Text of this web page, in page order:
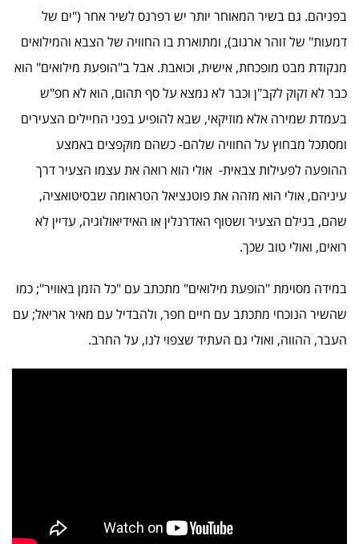
בפניהם. גם בשיר המאוחר יותר יש רפרנס לשיר אחר ("ים של
דמעות" של זוהר ארגוב), ומתוארת בו החוויה של הצבא והמילואים
מנקודת מבט מופכחת, אישית, וכואבת. אבל ב"הופעת מילואים" הוא
כבר לא זקוק לקב"ן וכבר לא נמצא על סף תהום, הוא לא חפ"ש
בעמדת שמירה אלא מוזיקאי, שבא להופיע בפני החיילים הצעירים
ומסתכל מבחוץ על החוויה שלהם- כשהם מוקפצים באמצע
ההופעה לפעילות צבאית- אולי הוא רואה את עצמו הצעיר דרך
עיניהם, אולי הוא מזהה את פוטנציאל הטראומה שבסיטואציה,
שהם, בגילם הצעיר ושטוף האדרנלין או האידיאולוגיה, עדיין לא
רואים, ואולי טוב שכך.
במידה מסוימת "הופעת מילואים" מתכתב עם "כל הזמן באוויר"; כמו
שהשיר הנוכחי מתכתב עם חיים חפר, ולהבדיל עם מאיר אריאל; עם
העבר, ההווה, ואולי גם העתיד שצפוי לנו, על החרב.